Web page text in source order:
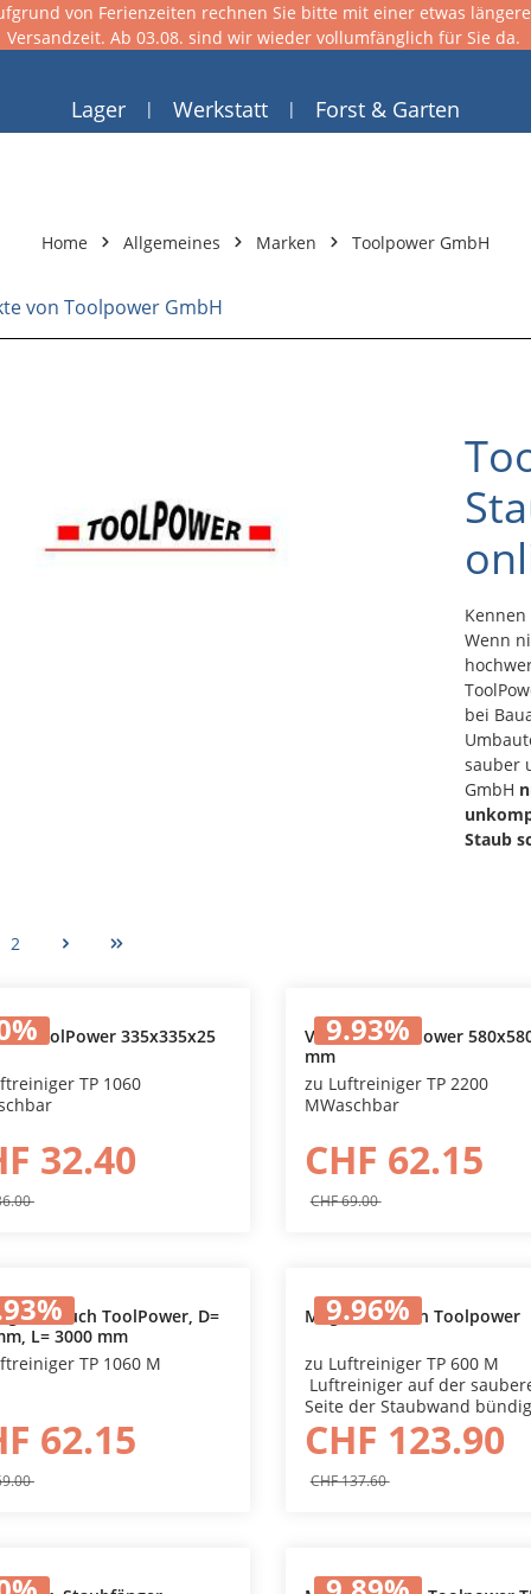
von Ferienzeiten rechnen Sie bitte mit einer etwas
Versandzeit. Ab 03.08. sind wir wieder vollumfänglich für Sie da.
Lager Werkstatt Forst & Garten
Home Allgemeines Marken Toolpower GmbH
von Toolpower GmbH
Kennen
Wenn
bei
sauber
GmbH
Staub
2
%ToolPower 335x335x25
TP 1060
32.40
9.93%
Vorfilter ToolPower
mm
zu Luftreiniger TP 2200
MWaschbar
CHF 62.15
CHF 69.00
%
In den Warenkorb
ToolPower, D=
L= 3000 mm
TP 1060 M
62.15
9.96%
Magnetrahmen Toolpower
zu Luftreiniger TP 600 M
Luftreiniger auf der
Seite der Staubwand
Plastikfolie
auf der anderen Seite der
Staubwand an den
anbringenMit scharfem
betriebsbereit
CHF 123.90
CHF 137.60